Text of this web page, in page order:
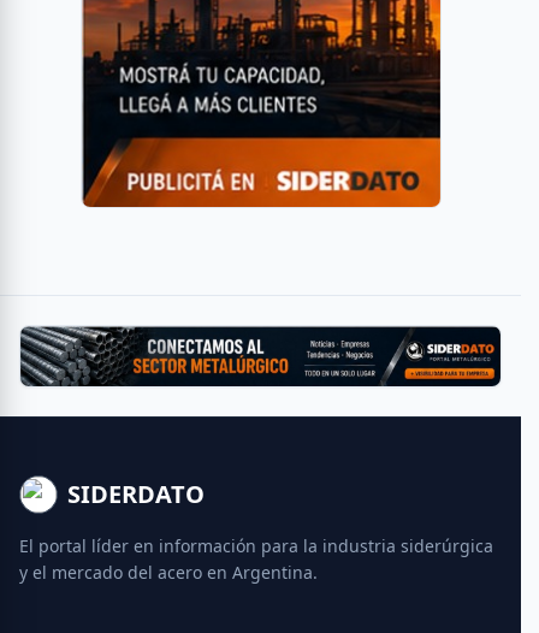
SIDERDATO
El portal líder en información para la industria siderúrgica
y el mercado del acero en Argentina.